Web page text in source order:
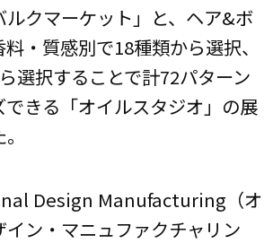
クマーケット」と、ヘア&ボ
・質感別で18種類から選択、
選択することで計72パターン
できる「オイルスタジオ」の展
Design Manufacturing（オ
イン・マニュファクチャリン